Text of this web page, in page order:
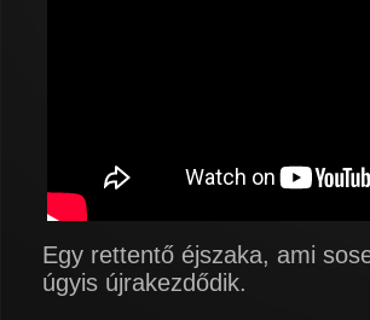
Egy rettentő éjszaka, ami
úgyis újrakezdődik.